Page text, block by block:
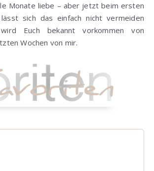
Monate liebe – aber jetzt beim ersten
sich das einfach nicht vermeiden
Euch bekannt vorkommen von
Wochen von mir.